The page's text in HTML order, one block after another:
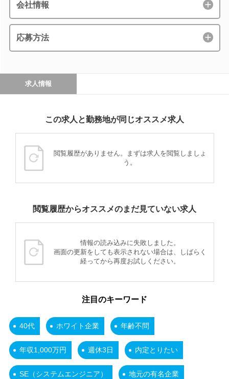
会社情報
応募方法
求人情報
この求人と勤務地が同じオススメ求人
閲覧履歴がありません。まずは求人を閲覧しましょ
う。
閲覧履歴からオススメのまだ見ていない求人
情報の読み込みに失敗しました。
画面の更新をしても表示されない場合は、しばらく
経ってから再度お試しください。
注目のキーワード
40代 ホワイト企業 年齢不問
年収1,000万円 週休3日 内定とりたい
SE（システムエンジニア） 地元の有名企業